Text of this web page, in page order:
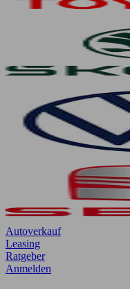
Autoverkauf
Leasing
Ratgeber
Anmelden